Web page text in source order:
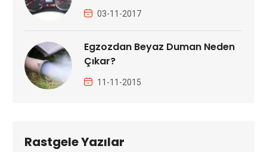
03-11-2017
Egzozdan Beyaz Duman Neden
Çıkar?
11-11-2015
Rastgele Yazılar